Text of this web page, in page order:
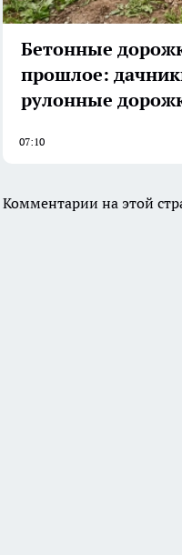
Бетонные
прошлое:
рулонные
07:10
Комментарии на этой